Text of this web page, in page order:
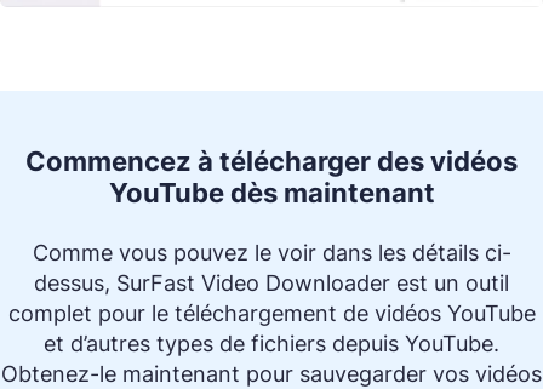
Commencez à télécharger des vidéos
YouTube dès maintenant
Comme vous pouvez le voir dans les détails ci-
dessus, SurFast Video Downloader est un outil
complet pour le téléchargement de vidéos YouTube
et d’autres types de fichiers depuis YouTube.
Obtenez-le maintenant pour sauvegarder vos vidéos